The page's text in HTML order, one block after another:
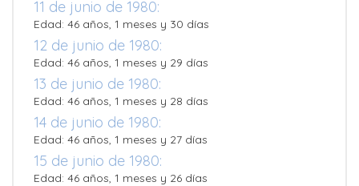
11 de junio de 1980:
Edad: 46 años, 1 meses y 30 días
12 de junio de 1980:
Edad: 46 años, 1 meses y 29 días
13 de junio de 1980:
Edad: 46 años, 1 meses y 28 días
14 de junio de 1980:
Edad: 46 años, 1 meses y 27 días
15 de junio de 1980:
Edad: 46 años, 1 meses y 26 días